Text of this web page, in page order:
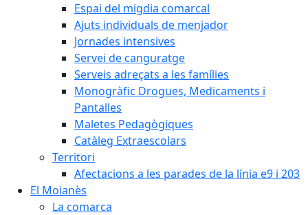
Espai del migdia comarcal
Ajuts individuals de menjador
Jornades intensives
Servei de canguratge
Serveis adreçats a les famílies
Monogràfic Drogues, Medicaments i
Pantalles
Maletes Pedagògiques
Catàleg Extraescolars
Territori
Afectacions a les parades de la línia e9 i 203
El Moianès
La comarca